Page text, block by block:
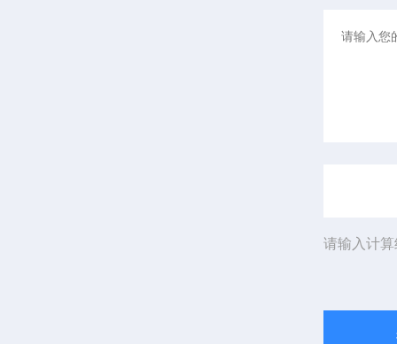
请输入计